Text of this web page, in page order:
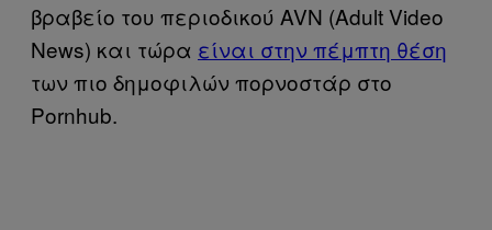
βραβείο του περιοδικού AVN (Adult Video
News) και τώρα είναι στην πέμπτη θέση
των πιο δημοφιλών πορνοστάρ στο
Pornhub.